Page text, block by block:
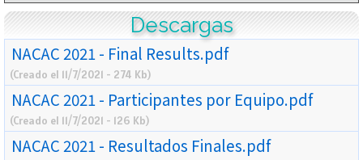
Descargas
NACAC 2021 - Final Results.pdf
(Creado el 11/7/2021 - 274 Kb)
NACAC 2021 - Participantes por Equipo.pdf
(Creado el 11/7/2021 - 126 Kb)
NACAC 2021 - Resultados Finales.pdf